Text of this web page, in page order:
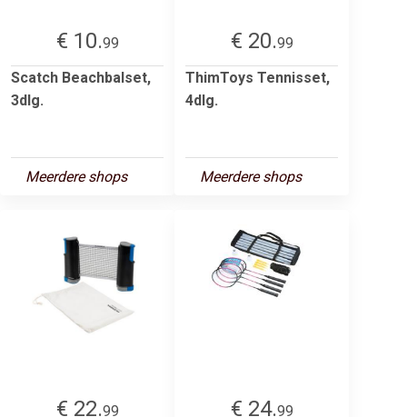
€ 10.99
Scatch Beachbalset,
3dlg.
Meerdere shops
€ 20.99
ThimToys Tennisset,
4dlg.
Meerdere shops
€ 22.99 € 24.99